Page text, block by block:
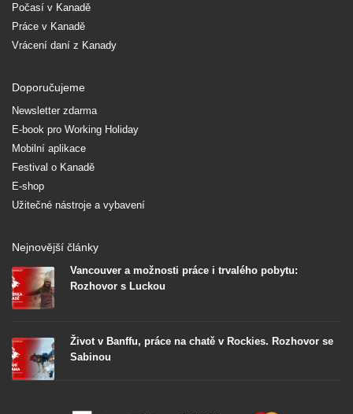
Počasí v Kanadě
Práce v Kanadě
Vrácení daní z Kanady
Doporučujeme
Newsletter zdarma
E-book pro Working Holiday
Mobilní aplikace
Festival o Kanadě
E-shop
Užitečné nástroje a vybavení
Nejnovější články
Vancouver a možnosti práce i trvalého pobytu:
Rozhovor s Luckou
Život v Banffu, práce na chatě v Rockies. Rozhovor se
Sabinou